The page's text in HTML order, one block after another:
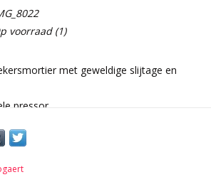
voorraad(1)
met geweldige slijtage en
pressor
Inch